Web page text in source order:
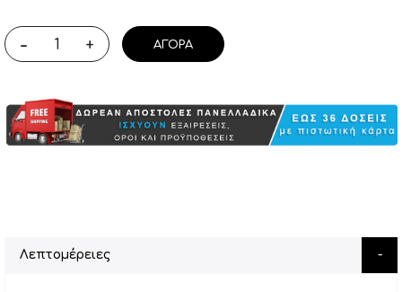
- + ΑΓΟΡΆ
Λεπτομέρειες